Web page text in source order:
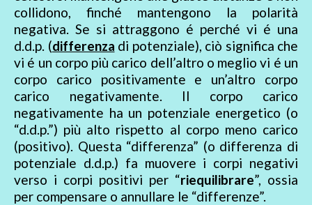
collidono, finché mantengono la polarità
negativa. Se si attraggono é perché vi é una
d.d.p. (differenza di potenziale), ciò significa che
vi é un corpo più carico dell’altro o meglio vi é un
corpo carico positivamente e un’altro corpo
carico negativamente. Il corpo carico
negativamente ha un potenziale energetico (o
“d.d.p.”) più alto rispetto al corpo meno carico
(positivo). Questa “differenza” (o differenza di
potenziale d.d.p.) fa muovere i corpi negativi
verso i corpi positivi per “riequilibrare”, ossia
per compensare o annullare le “differenze”.